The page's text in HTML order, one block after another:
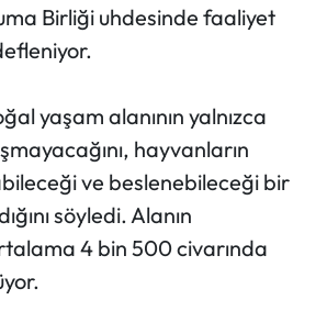
Birliği uhdesinde faaliyet
yaşam alanının yalnızca
hayvanların
ve beslenebileceği bir
söyledi. Alanın
4 bin 500 civarında